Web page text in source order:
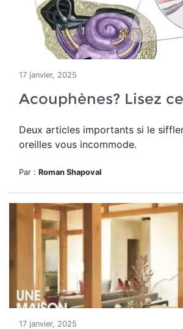
17 janvier, 2025
Acouphènes? Lisez
Deux articles importants si le
oreilles vous incommode.
Par : Roman Shapoval
17 janvier, 2025